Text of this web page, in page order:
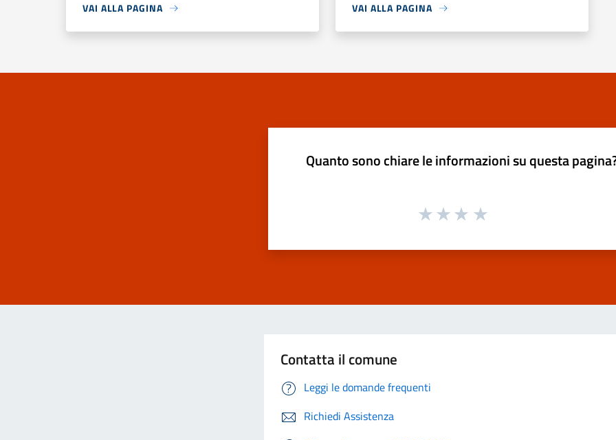
VAI ALLA PAGINA VAI ALLA PAGINA
Quanto sono chiare le informazioni su questa
Contatta il comune
Leggi le domande frequenti
Richiedi Assistenza